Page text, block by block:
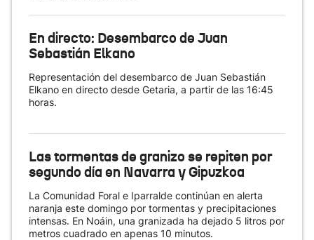
En directo: Desembarco de Juan
Sebastián Elkano
Representación del desembarco de Juan Sebastián
Elkano en directo desde Getaria, a partir de las 16:45
horas.
Las tormentas de granizo se repiten por
segundo día en Navarra y Gipuzkoa
La Comunidad Foral e Iparralde continúan en alerta
naranja este domingo por tormentas y precipitaciones
intensas. En Noáin, una granizada ha dejado 5 litros por
metros cuadrado en apenas 10 minutos.